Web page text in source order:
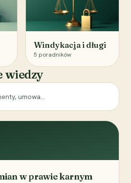
Windykacja i długi
5 poradników
wiedzy
w prawie karnym